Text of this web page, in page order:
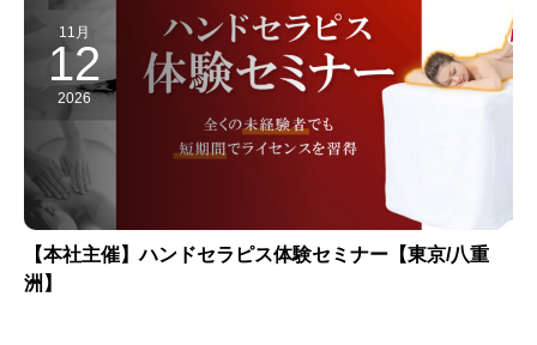
11月
12
2026
【本社主催】ハンドセラピス体験セミナー【東京/八重
洲】